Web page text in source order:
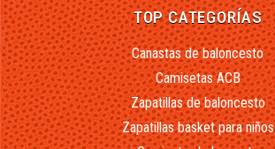
TOP CATEGORÍAS
Canastas de baloncesto
Camisetas ACB
Zapatillas de baloncesto
Zapatillas basket para niños